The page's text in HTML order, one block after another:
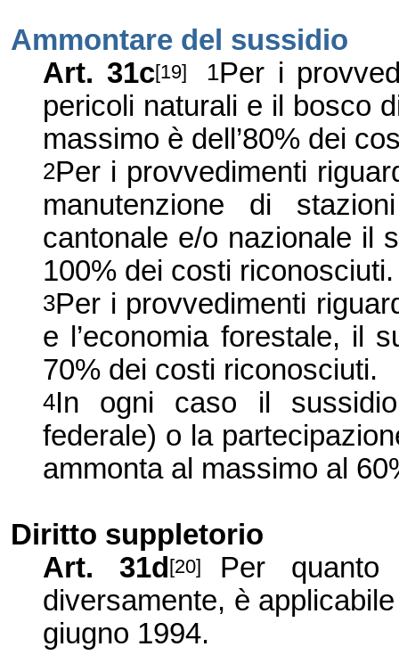
Ammontare del sussidio
Art. 31c[19] 1Per i
pericoli naturali e il bosco
massimo è dell’80% dei
2Per i provvedimenti
manutenzione di
cantonale e/o nazionale il
100% dei costi riconosciuti.
3Per i provvedimenti
e l’economia forestale, il
70% dei costi riconosciuti.
4In ogni caso il sussidio
federale) o la
ammonta al massimo al
Diritto suppletorio
Art. 31d[20]
Per
diversamente, è
giugno 1994.